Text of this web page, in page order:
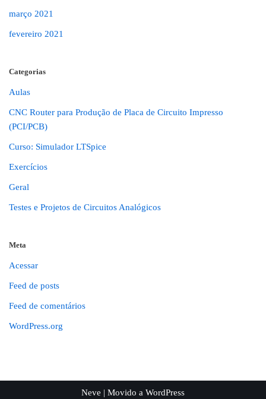
março 2021
fevereiro 2021
Categorias
Aulas
CNC Router para Produção de Placa de Circuito Impresso
(PCI/PCB)
Curso: Simulador LTSpice
Exercícios
Geral
Testes e Projetos de Circuitos Analógicos
Meta
Acessar
Feed de posts
Feed de comentários
WordPress.org
Neve | Movido a WordPress